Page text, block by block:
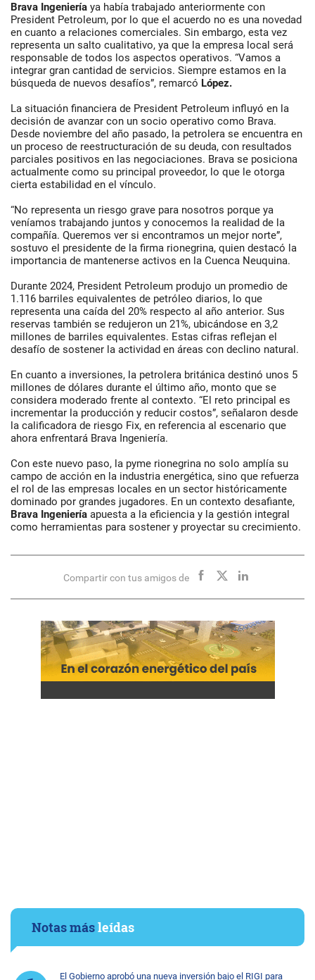
Brava Ingeniería ya había trabajado anteriormente con
President Petroleum, por lo que el acuerdo no es una novedad
en cuanto a relaciones comerciales. Sin embargo, esta vez
representa un salto cualitativo, ya que la empresa local será
responsable de todos los aspectos operativos. “Vamos a
integrar gran cantidad de servicios. Siempre estamos en la
búsqueda de nuevos desafíos”, remarcó López.
La situación financiera de President Petroleum influyó en la
decisión de avanzar con un socio operativo como Brava.
Desde noviembre del año pasado, la petrolera se encuentra en
un proceso de reestructuración de su deuda, con resultados
parciales positivos en las negociaciones. Brava se posiciona
actualmente como su principal proveedor, lo que le otorga
cierta estabilidad en el vínculo.
“No representa un riesgo grave para nosotros porque ya
veníamos trabajando juntos y conocemos la realidad de la
compañía. Queremos ver si encontramos un mejor norte”,
sostuvo el presidente de la firma rionegrina, quien destacó la
importancia de mantenerse activos en la Cuenca Neuquina.
Durante 2024, President Petroleum produjo un promedio de
1.116 barriles equivalentes de petróleo diarios, lo que
representa una caída del 20% respecto al año anterior. Sus
reservas también se redujeron un 21%, ubicándose en 3,2
millones de barriles equivalentes. Estas cifras reflejan el
desafío de sostener la actividad en áreas con declino natural.
En cuanto a inversiones, la petrolera británica destinó unos 5
millones de dólares durante el último año, monto que se
considera moderado frente al contexto. “El reto principal es
incrementar la producción y reducir costos”, señalaron desde
la calificadora de riesgo Fix, en referencia al escenario que
ahora enfrentará Brava Ingeniería.
Con este nuevo paso, la pyme rionegrina no solo amplía su
campo de acción en la industria energética, sino que refuerza
el rol de las empresas locales en un sector históricamente
dominado por grandes jugadores. En un contexto desafiante,
Brava Ingeniería apuesta a la eficiencia y la gestión integral
como herramientas para sostener y proyectar su crecimiento.
Compartir con tus amigos de
Notas másleídas
El Gobierno aprobó una nueva inversión bajo el RIGI para